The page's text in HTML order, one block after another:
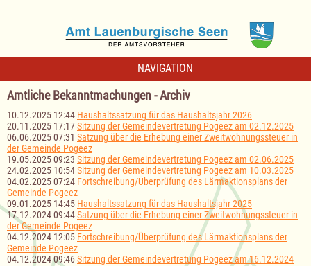
NAVIGATION
Amtliche Bekanntmachungen - Archiv
10.12.2025 12:44 Haushaltssatzung für das Haushaltsjahr 2026
20.11.2025 17:17Sitzung der Gemeindevertretung Pogeez am 02.12.2025
06.06.2025 07:31 Satzung über die Erhebung einer Zweitwohnungssteuer in
der Gemeinde Pogeez
19.05.2025 09:23 Sitzung der Gemeindevertretung Pogeez am 02.06.2025
24.02.2025 10:54Sitzung der Gemeindevertretung Pogeez am 10.03.2025
04.02.2025 07:24 Fortschreibung/Überprüfung des Lärmaktionsplans der
Gemeinde Pogeez
09.01.2025 14:45 Haushaltssatzung für das Haushaltsjahr 2025
17.12.2024 09:44Satzung über die Erhebung einer Zweitwohnungssteuer in
der Gemeinde Pogeez
04.12.2024 12:05 Fortschreibung/Überprüfung des Lärmaktionsplans der
Gemeinde Pogeez
04.12.2024 09:46Sitzung der Gemeindevertretung Pogeez am 16.12.2024